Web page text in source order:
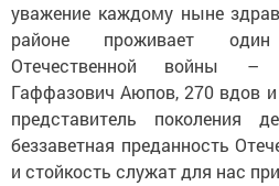
уважение каждому ныне
районе проживает
Отечественной войны –
Гаффазович Аюпов, 270 вдов
представитель поколения
беззаветная преданность
и стойкость служат для нас